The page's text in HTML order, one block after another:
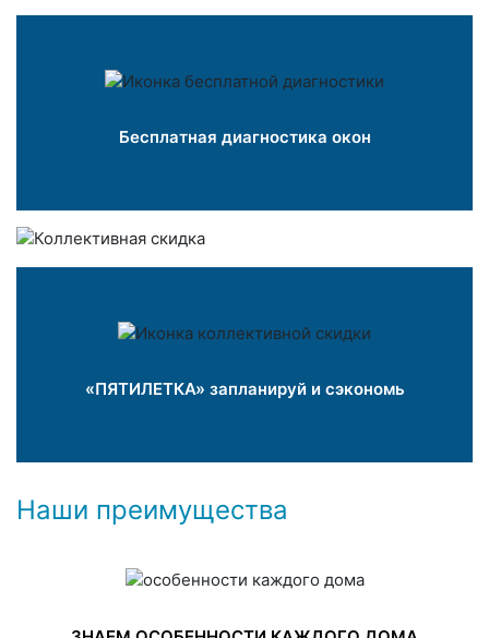
Бесплатная диагностика окон
«ПЯТИЛЕТКА» запланируй и сэкономь
Наши преимущества